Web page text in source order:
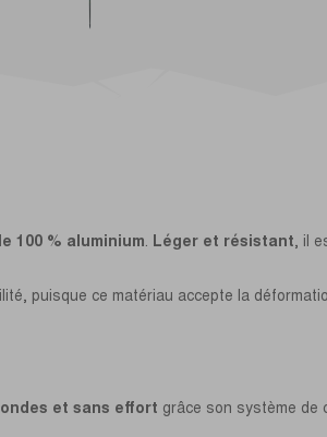
100 % aluminium Léger et résistant , il
puisque ce matériau accepte la
et sans effort grâce son système de